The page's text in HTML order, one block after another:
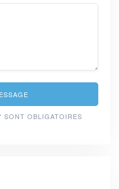
SONT OBLIGATOIRES